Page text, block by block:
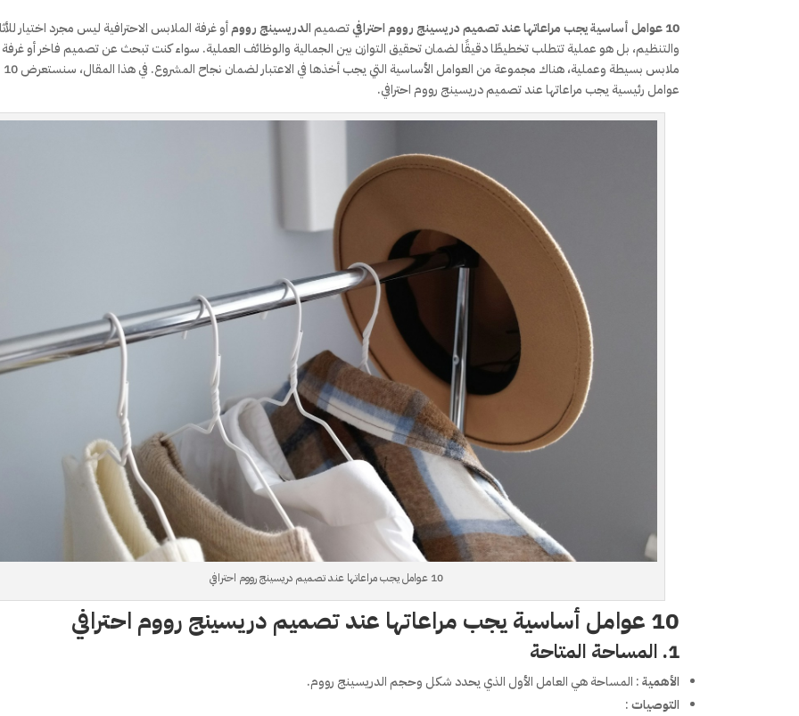
10 عوامل أساسية يجب مراعاتها عند تصميم دريسينج رووم احترافي تصميمالدريسينج روومأو غرفة الملابس الاحترافية ليس مجرد اختيار
والتنظيم، بل هو عملية تتطلب تخطيطًا دقيقًا لضمان تحقيق التوازن بين الجمالية والوظائف العملية. سواء كنت تبحث عن تصميم فاخر أو غرفة
ملابس بسيطة وعملية، هناك مجموعة من العوامل الأساسية التي يجب أخذها في الاعتبار لضمان نجاح المشروع. في هذا المقال، سنستعرض 10
عوامل رئيسية يجب مراعاتها عند تصميم دريسينج رووم احترافي.
10 عوامل يجب مراعاتها عند تصميم دريسينج رووم احترافي
10 عوامل أساسية يجب مراعاتها عند تصميم دريسينج رووم احترافي
1. المساحة المتاحة
الأهمية: المساحة هي العامل الأول الذي يحدد شكل وحجم الدريسينج رووم.
التوصيات: